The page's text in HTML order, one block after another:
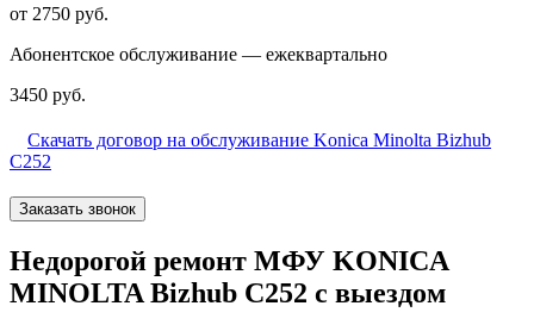
от 2750 руб.
Абонентское обслуживание — ежеквартально
3450 руб.
Скачать договор на обслуживание Konica Minolta Bizhub
C252
Заказать звонок
Недорогой ремонт МФУ KONICA
MINOLTA Bizhub C252 с выездом